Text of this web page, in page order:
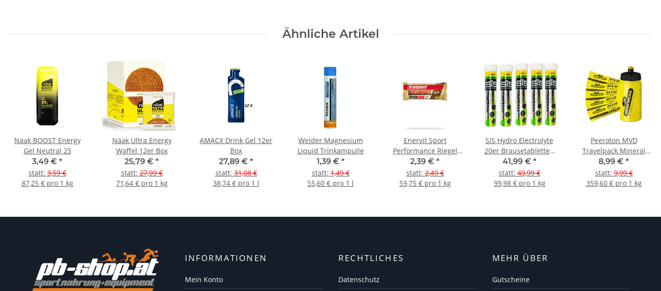
Ähnliche Artikel
Näak BOOST Energy
Gel Neutral 25
3,49 € *
statt:3,59 €
87,25 € pro 1 kg
Näak Ultra Energy
Waffel 12er Box
25,79 € *
statt:27,99 €
71,64 € pro 1 kg
AMACX Drink Gel 12er
Box
27,89 € *
statt:31,08 €
38,74 € pro 1 l
Weider Magnesium
Liquid Trinkampulle
1,39 € *
statt:1,49 €
55,60 € pro 1 l
Enervit Sport
Performance Riegel
Cacao + Creatine
2,39 € *
statt:2,49 €
59,75 € pro 1 kg
SIS Hydro Electrolyte
20er Brausetabletten
Dose 5er Pack
41,99 € *
statt:49,99 €
99,98 € pro 1 kg
Peeroton MVD
Travelpack Mineral
Vitamin Drinks +
Trinkflasche
8,99 € *
statt:9,99 €
359,60 € pro 1 kg
INFORMATIONEN
Mein Konto
RECHTLICHES
Datenschutz
MEHR ÜBER
Gutscheine